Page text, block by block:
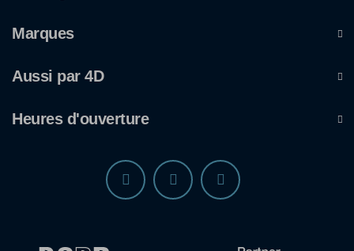
Marques
Aussi par 4D
Heures d'ouverture